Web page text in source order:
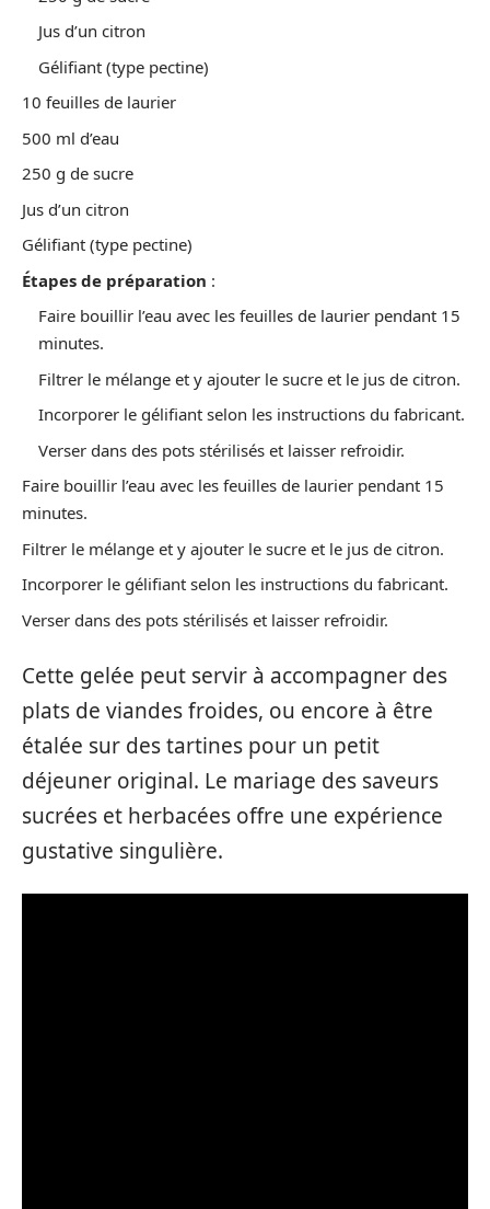
Jus d’un citron
Gélifiant (type pectine)
10 feuilles de laurier
500 ml d’eau
250 g de sucre
Jus d’un citron
Gélifiant (type pectine)
Étapes de préparation :
Faire bouillir l’eau avec les feuilles de laurier pendant 15
minutes.
Filtrer le mélange et y ajouter le sucre et le jus de citron.
Incorporer le gélifiant selon les instructions du fabricant.
Verser dans des pots stérilisés et laisser refroidir.
Faire bouillir l’eau avec les feuilles de laurier pendant 15
minutes.
Filtrer le mélange et y ajouter le sucre et le jus de citron.
Incorporer le gélifiant selon les instructions du fabricant.
Verser dans des pots stérilisés et laisser refroidir.
Cette gelée peut servir à accompagner des
plats de viandes froides, ou encore à être
étalée sur des tartines pour un petit
déjeuner original. Le mariage des saveurs
sucrées et herbacées offre une expérience
gustative singulière.